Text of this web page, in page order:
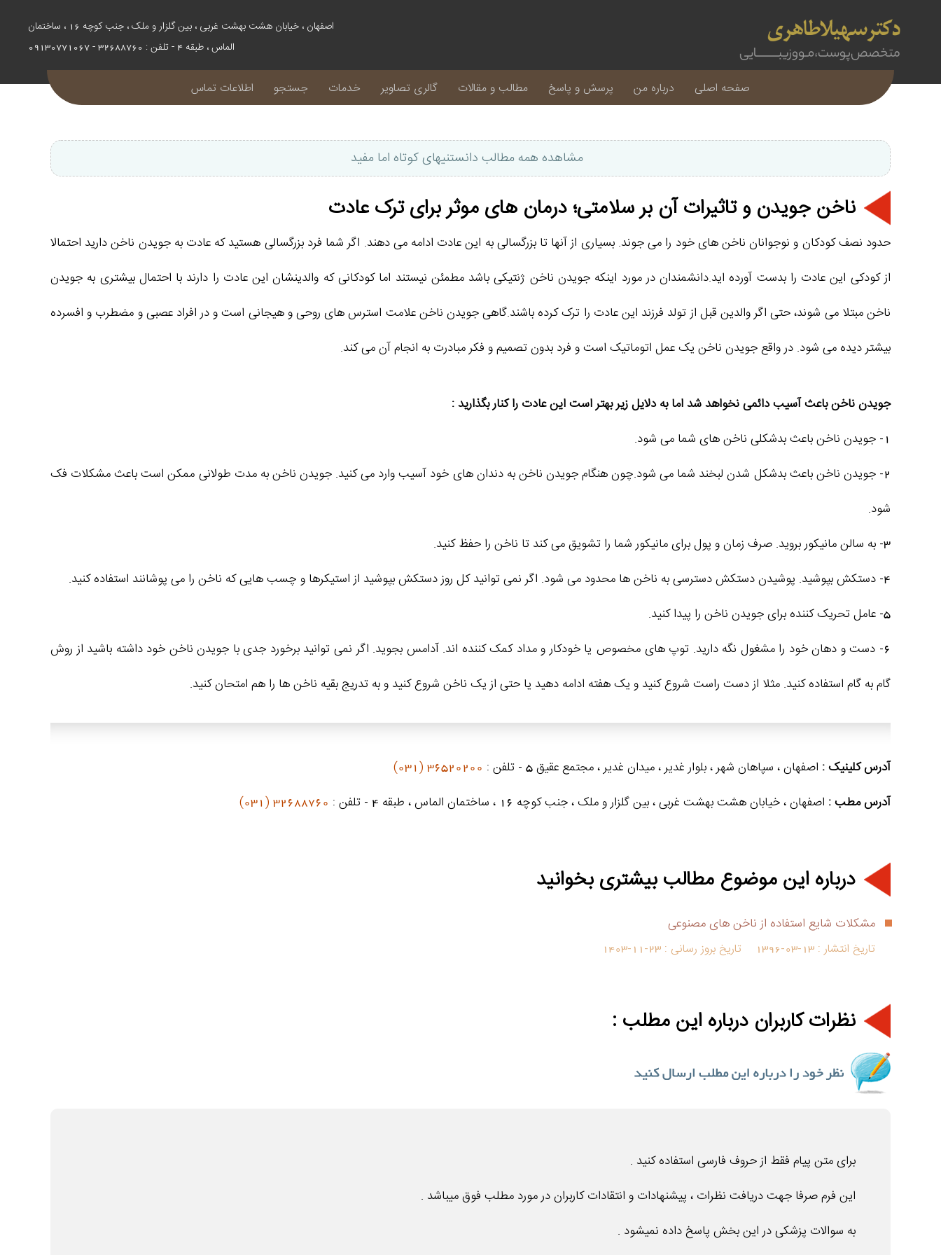
اصفهان ، خیابان هشت بهشت غربی ، بین گلزار و ملک ، جنب کوچه 16 ، ساختمان
الماس ، طبقه 4 - تلفن : 32688760 - 09130771067
صفحه اصلی درباره من پرسش و پاسخ مطالب و مقالات گالری تصاویر خدمات جستجو اطلاعات تماس
مشاهده همه مطالب دانستنیهای کوتاه اما مفید
ناخن جویدن و تاثیرات آن بر سلامتی؛ درمان های موثر برای ترک عادت
حدود نصف کودکان و نوجوانان ناخن های خود را می جوند. بسیاری از آنها تا بزرگسالی به این عادت ادامه می دهند. اگر شما فرد بزرگسالی هستید که عادت به جویدن ناخن دارید احتمالا
از کودکی این عادت را بدست آورده اید.دانشمندان در مورد اینکه جویدن ناخن ژنتیکی باشد مطمئن نیستند اما کودکانی که والدینشان این عادت را دارند با احتمال بیشتری به جویدن
ناخن مبتلا می شوند، حتی اگر والدین قبل از تولد فرزند این عادت را ترک کرده باشند.گاهی جویدن ناخن علامت استرس های روحی و هیجانی است و در افراد عصبی و مضطرب و افسرده
بیشتر دیده می شود. در واقع جویدن ناخن یک عمل اتوماتیک است و فرد بدون تصمیم و فکر مبادرت به انجام آن می کند.
جویدن ناخن باعث آسیب دائمی نخواهد شد اما به دلایل زیر بهتر است این عادت را کنار بگذارید :
1- جویدن ناخن باعث بدشکلی ناخن های شما می شود.
2- جویدن ناخن باعث بدشکل شدن لبخند شما می شود.چون هنگام جویدن ناخن به دندان های خود آسیب وارد می کنید. جویدن ناخن به مدت طولانی ممکن است باعث مشکلات فک
شود.
3- به سالن مانیکور بروید. صرف زمان و پول برای مانیکور شما را تشویق می کند تا ناخن را حفظ کنید.
4- دستکش بپوشید. پوشیدن دستکش دسترسی به ناخن ها محدود می شود. اگر نمی توانید کل روز دستکش بپوشید از استیکرها و چسب هایی که ناخن را می پوشانند استفاده کنید.
5- عامل تحریک کننده برای جویدن ناخن را پیدا کنید.
6- دست و دهان خود را مشغول نگه دارید. توپ های مخصوص یا خودکار و مداد کمک کننده اند. آدامس بجوید. اگر نمی توانید برخورد جدی با جویدن ناخن خود داشته باشید از روش
گام به گام استفاده کنید. مثلا از دست راست شروع کنید و یک هفته ادامه دهید یا حتی از یک ناخن شروع کنید و به تدریج بقیه ناخن ها را هم امتحان کنید.
آدرس کلینیک : اصفهان ، سپاهان شهر ، بلوار غدیر ، میدان غدیر ، مجتمع عقیق 5 - تلفن :
36520200 (031)
آدرس مطب : اصفهان ، خیابان هشت بهشت غربی ، بین گلزار و ملک ، جنب کوچه 16 ، ساختمان الماس ، طبقه 4 - تلفن : 32688760 (031)
درباره این موضوع مطالب بیشتری بخوانید
مشکلات شایع استفاده از ناخن های مصنوعی
تاریخ انتشار : 1396-03-13 تاریخ بروز رسانی : 1403-11-23
نظرات کاربران درباره این مطلب :
برای متن پیام فقط از حروف فارسی استفاده کنید .
این فرم صرفا جهت دریافت نظرات ، پیشنهادات و انتقادات کاربران در مورد مطلب فوق میباشد .
به سوالات پزشکی در این بخش پاسخ داده نمیشود .